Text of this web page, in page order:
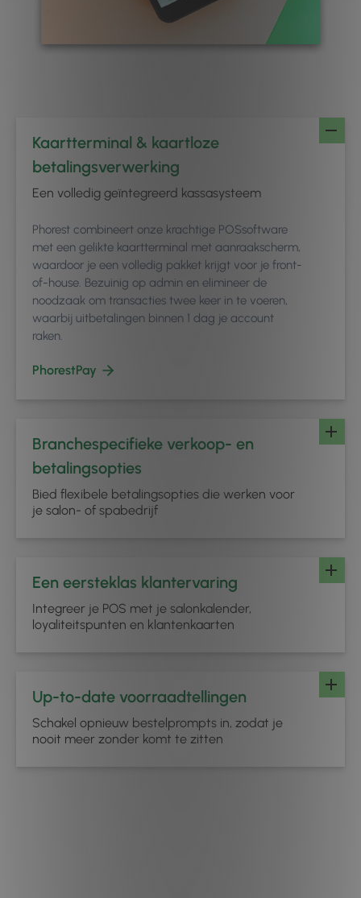
Kaartterminal & kaartloze
betalingsverwerking
Een volledig geïntegreerd kassasysteem
Phorest combineert onze krachtige POSsoftware
met een gelikte kaartterminal met aanraakscherm,
waardoor je een volledig pakket krijgt voor je front-
of-house. Bezuinig op admin en elimineer de
noodzaak om transacties twee keer in te voeren,
waarbij uitbetalingen binnen 1 dag je account
raken.
PhorestPay
Branchespecifieke verkoop- en
betalingsopties
Bied flexibele betalingsopties die werken voor
je salon- of spabedrijf
Een eersteklas klantervaring
Integreer je POS met je salonkalender,
loyaliteitspunten en klantenkaarten
Up-to-date voorraadtellingen
Schakel opnieuw bestelprompts in, zodat je
nooit meer zonder komt te zitten